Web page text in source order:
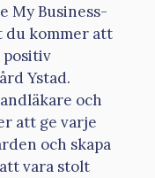
My Business-
du kommer att
positiv
Ystad.
och
att ge varje
och skapa
vara stolt